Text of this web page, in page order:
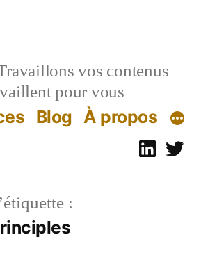
vos contenus
pour vous
Blog À propos
: